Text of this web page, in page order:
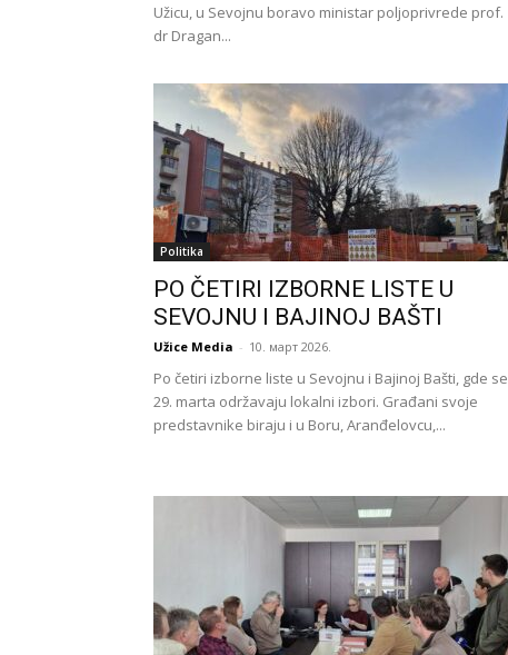
Užicu, u Sevojnu boravo ministar poljoprivrede prof.
dr Dragan...
Politika
PO ČETIRI IZBORNE LISTE U
SEVOJNU I BAJINOJ BAŠTI
Užice Media - 10. март 2026.
Po četiri izborne liste u Sevojnu i Bajinoj Bašti, gde se
29. marta održavaju lokalni izbori. Građani svoje
predstavnike biraju i u Boru, Aranđelovcu,...